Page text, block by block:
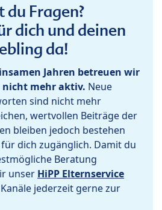
du Fragen?
dich und deinen
da!
Jahren betreuen wir
nicht mehr aktiv. Neue
sind nicht mehr
wertvollen Beiträge der
bleiben jedoch bestehen
dich zugänglich. Damit du
Beratung
unser HiPP Elternservice
jederzeit gerne zur